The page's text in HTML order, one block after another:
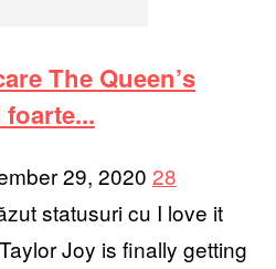
The Queen’s
29, 2020 28
statusuri cu I love it
Joy is finally getting